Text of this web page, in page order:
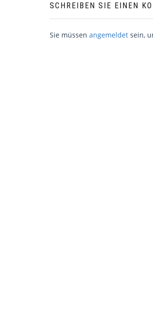
SCHREIBEN SIE EINEN
Sie müssen angemeldet sein,